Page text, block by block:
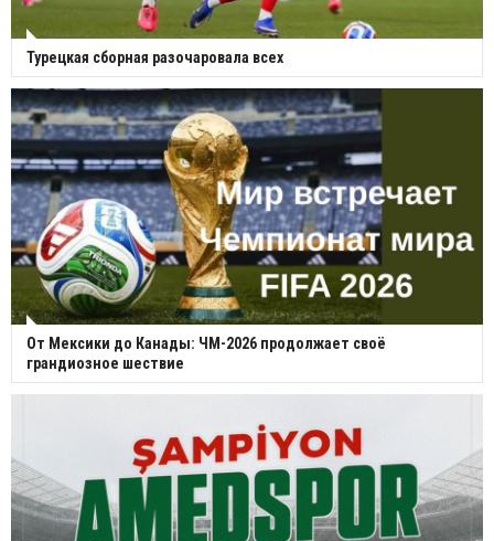
Турецкая сборная разочаровала всех
От Мексики до Канады: ЧМ-2026 продолжает своё
грандиозное шествие